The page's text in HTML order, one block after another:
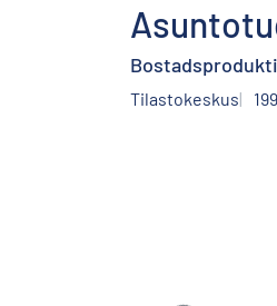
Tilastokeskus